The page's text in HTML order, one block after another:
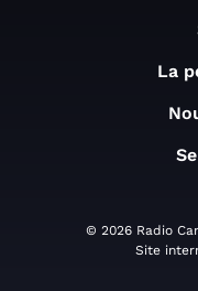
La
© 2026 Radio
Site